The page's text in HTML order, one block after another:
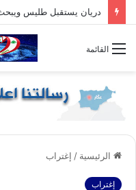
القائمة
الرئيسية / إغتراب
إغتراب